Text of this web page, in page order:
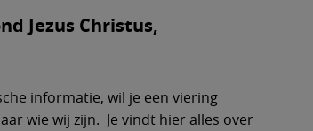
Jezus Christus,
informatie, wil je een viering
wie wij zijn. Je vindt hier alles over